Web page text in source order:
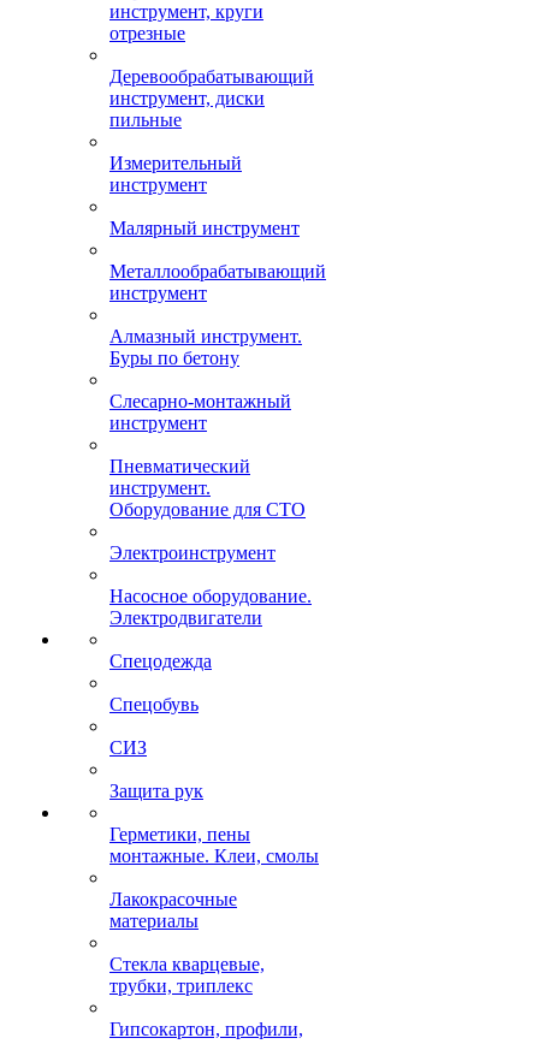
инструмент, круги
отрезные
Деревообрабатывающий
инструмент, диски
пильные
Измерительный
инструмент
Малярный инструмент
Металлообрабатывающий
инструмент
Алмазный инструмент.
Буры по бетону
Слесарно-монтажный
инструмент
Пневматический
инструмент.
Оборудование для СТО
Электроинструмент
Насосное оборудование.
Электродвигатели
Спецодежда
Спецобувь
СИЗ
Защита рук
Герметики, пены
монтажные. Клеи, смолы
Лакокрасочные
материалы
Стекла кварцевые,
трубки, триплекс
Гипсокартон, профили,